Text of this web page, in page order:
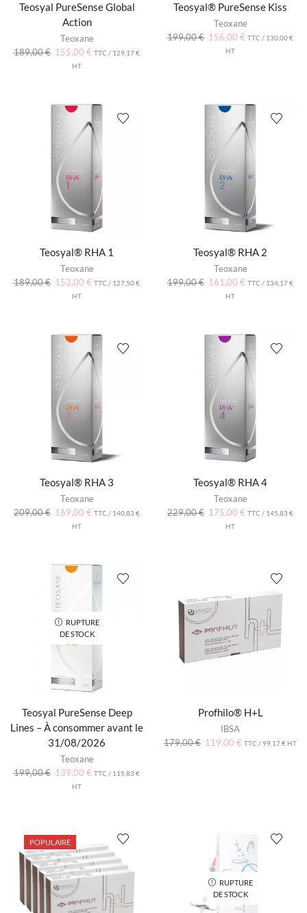
Teosyal PureSense Global
Action
Teoxane
189,00€ 155,00 € TTC / 129,17€
HT
Teosyal® PureSense Kiss
Teoxane
199,00€ 156,00 € TTC / 130,00€
HT
Teosyal® RHA 1
Teoxane
189,00€ 153,00 € TTC / 127,50€
HT
Teosyal® RHA 2
Teoxane
199,00€ 161,00 € TTC / 134,17€
HT
Teosyal® RHA 3
Teoxane
209,00€ 169,00 € TTC / 140,83€
HT
Teosyal® RHA 4
Teoxane
229,00€ 175,00 € TTC / 145,83€
HT
RUPTURE
DE STOCK
Teosyal PureSense Deep
Lines – À consommer avant le
31/08/2026
Teoxane
199,00€ 139,00 € TTC / 115,83€
HT
Profhilo® H+L
IBSA
179,00€ 119,00 € TTC / 99,17€ HT
POPULAIRE
RUPTURE
DE STOCK